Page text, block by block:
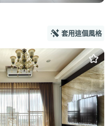
套用這個風格